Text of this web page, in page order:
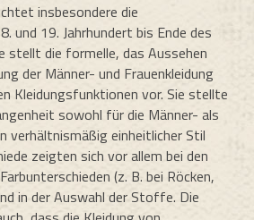
insbesondere die
und 19. Jahrhundert bis Ende des
stellt die formelle, das Aussehen
der Männer- und Frauenkleidung
Kleidungsfunktionen vor. Sie stellte
sowohl für die Männer- als
verhältnismäßig einheitlicher Stil
zeigten sich vor allem bei den
(z. B. bei Röcken,
in der Auswahl der Stoffe. Die